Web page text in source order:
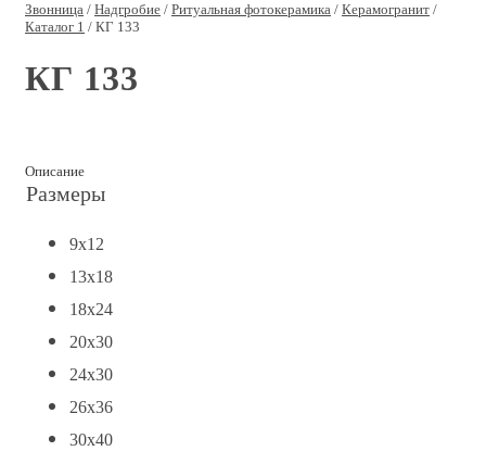
Звонница / Надгробие / Ритуальная фотокерамика / Керамогранит /
Каталог 1 / КГ 133
КГ 133
Описание
Размеры
9x12
13x18
18x24
20x30
24x30
26x36
30x40